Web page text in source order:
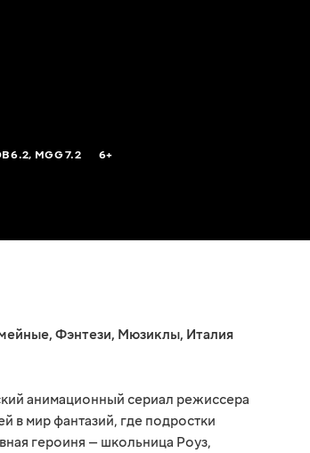
6.2, MGG7.2 6+
, Фэнтези, Мюзиклы, Италия
анимационный сериал режиссера
в мир фантазий, где подростки
героиня — школьница Роуз,